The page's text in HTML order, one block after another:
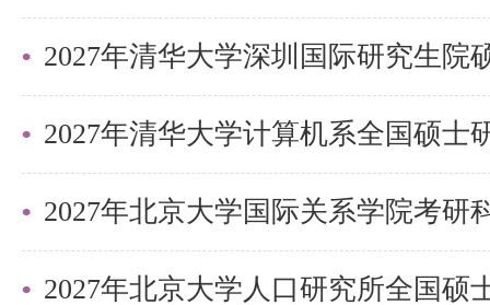
电磁波在介质界面的反射与折射
反射与折射的规律。
电磁波的辐射：了解电偶极辐射
的基本形式。
历年真题
2027年清华大学深圳国际研究生院
2027年北京大学国际关系学院考研